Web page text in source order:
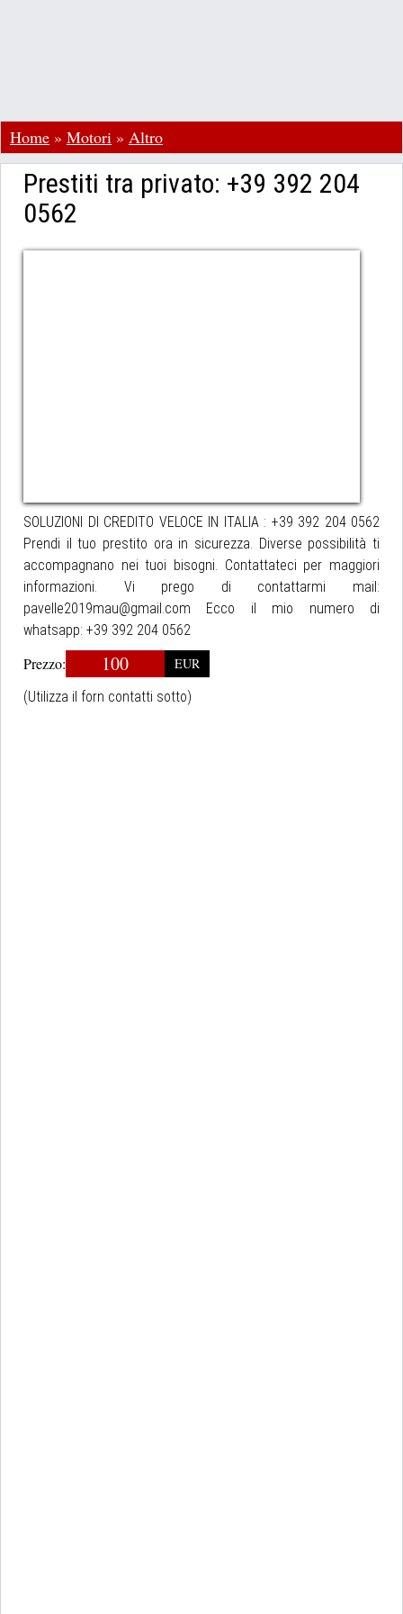
Home » Motori » Altro
Prestiti tra privato: +39 392 204
0562
SOLUZIONI DI CREDITO VELOCE IN ITALIA : +39 392 204 0562
Prendi il tuo prestito ora in sicurezza. Diverse possibilità ti
accompagnano nei tuoi bisogni. Contattateci per maggiori
informazioni. Vi prego di contattarmi mail:
pavelle2019mau@gmail.com Ecco il mio numero di
whatsapp: +39 392 204 0562
Prezzo: 100
EUR
(Utilizza il forn contatti sotto)